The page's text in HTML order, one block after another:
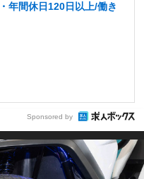
年間休日120日以上/働き
Sponsored by